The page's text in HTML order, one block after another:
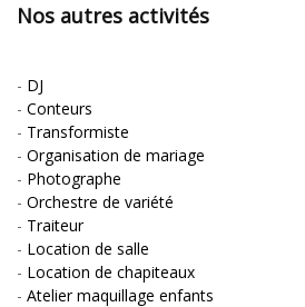
Nos autres activités
- DJ
- Conteurs
- Transformiste
- Organisation de mariage
- Photographe
- Orchestre de variété
- Traiteur
- Location de salle
- Location de chapiteaux
- Atelier maquillage enfants